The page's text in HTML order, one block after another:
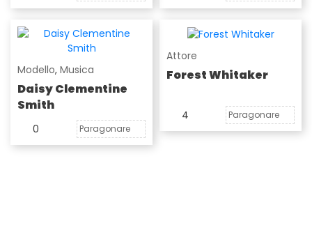
Modello, Musica
Daisy Clementine
Smith
0 Paragonare
Attore
Forest Whitaker
4 Paragonare